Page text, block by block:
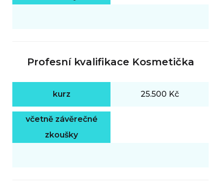
Profesní kvalifikace Kosmetička
kurz 25.500 Kč
včetně závěrečné
zkoušky